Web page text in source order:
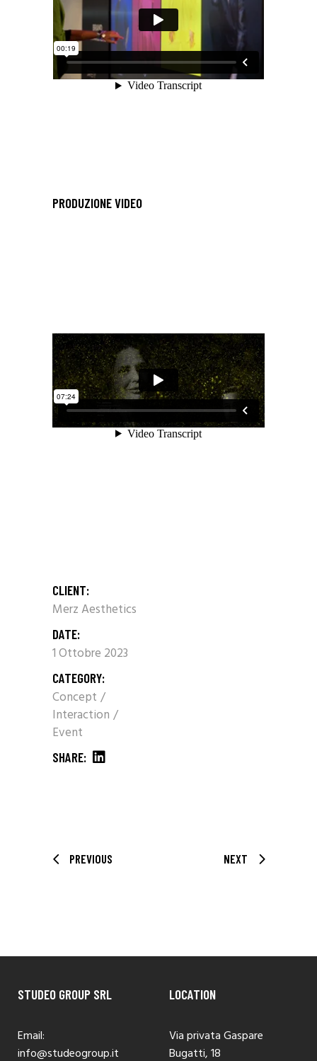
PRODUZIONE VIDEO
CLIENT:
Merz Aesthetics
DATE:
1 Ottobre 2023
CATEGORY:
Concept
Interaction
Event
SHARE:
PREVIOUS NEXT
STUDEO GROUP SRL
Email:
info@studeogroup.it
LOCATION
Via privata Gaspare
Bugatti, 18